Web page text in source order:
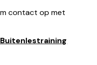
contact op met